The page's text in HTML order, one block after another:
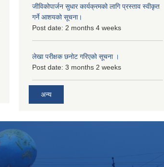
जीविकोपार्जन सुधार कार्यक्रमको लागि प्रस्ताव स्वीकृत
गर्ने आशयको सूचना।
Post date: 2 months 4 weeks
लेखा परीक्षक छनोट गरिएको सूचना ।
Post date: 3 months 2 weeks
अन्य